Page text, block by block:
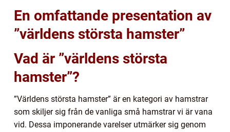
En omfattande presentation av
”världens största hamster”
Vad är ”världens största
hamster”?
”Världens största hamster” är en kategori av hamstrar
som skiljer sig från de vanliga små hamstrar vi är vana
vid. Dessa imponerande varelser utmärker sig genom